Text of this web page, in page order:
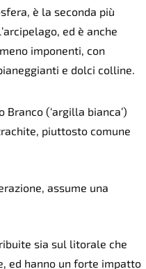
è la seconda più
ed è anche
imponenti, con
e dolci colline.
Branco (‘argilla bianca’)
piuttosto comune
assume una
sia sul litorale che
ed hanno un forte impatto